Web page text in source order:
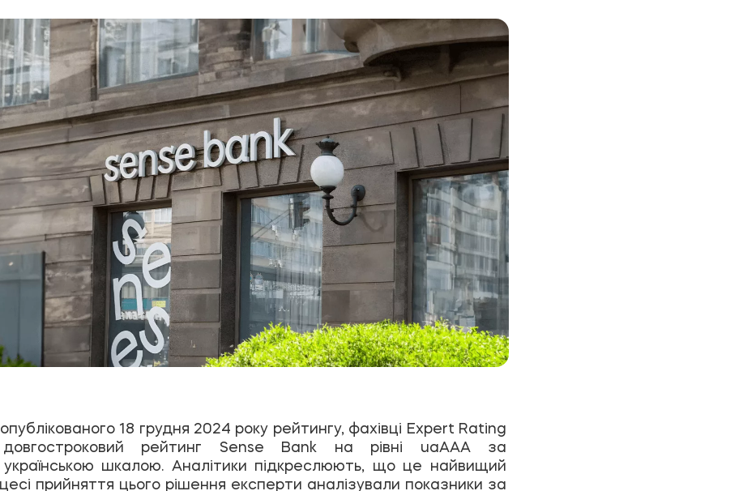
18 грудня 2024 року рейтингу, фахівці Expert Rating
довгостроковий рейтинг Sense Bank на рівні uaAАA за
українською шкалою. Аналітики підкреслюють, що це найвищий
прийняття цього рішення експерти аналізували показники за